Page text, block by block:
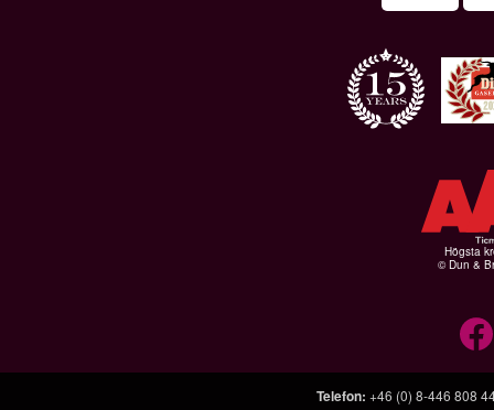
Högsta
© Dun &
Telefon: +46 (0) 8-446 808